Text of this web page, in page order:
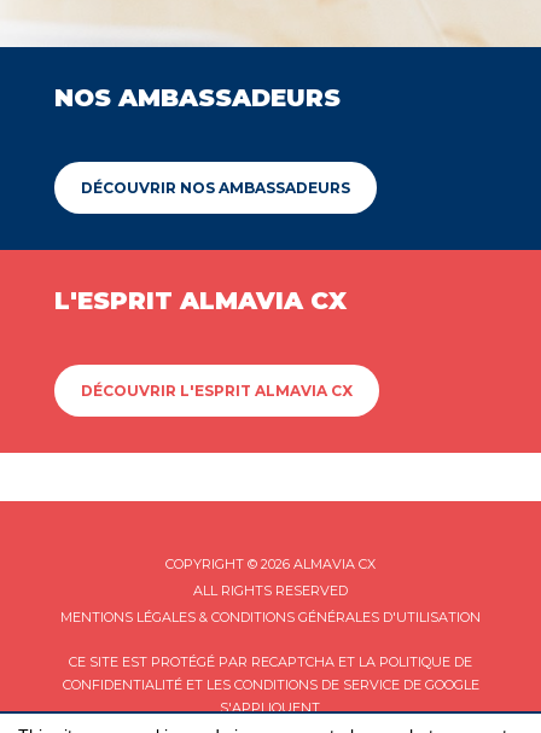
NOS AMBASSADEURS
DÉCOUVRIR NOS AMBASSADEURS
L'ESPRIT ALMAVIA CX
DÉCOUVRIR L'ESPRIT ALMAVIA CX
COPYRIGHT © 2026 ALMAVIA CX
ALL RIGHTS RESERVED
MENTIONS LÉGALES & CONDITIONS GÉNÉRALES D'UTILISATION
CE SITE EST PROTÉGÉ PAR RECAPTCHA ET LA POLITIQUE DE
CONFIDENTIALITÉET LES CONDITIONS DE SERVICEDE GOOGLE
S'APPLIQUENT.